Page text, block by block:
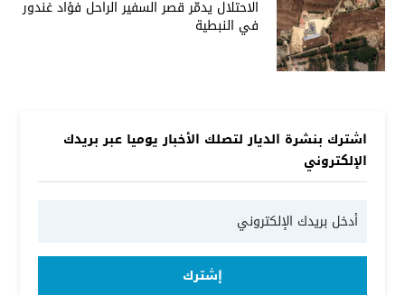
الاحتلال يدمّر قصر السفير الراحل فؤاد غندور
في النبطية
اشترك بنشرة الديار لتصلك الأخبار يوميا عبر بريدك
الإلكتروني
إشترك